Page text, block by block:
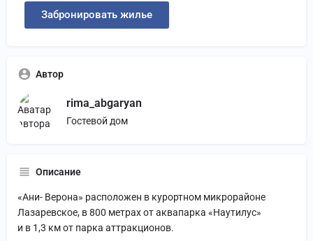
Забронировать жилье
Автор
rima_abgaryan
Гостевой дом
Описание
«Ани- Верона» расположен в курортном микрорайоне
Лазаревское, в 800 метрах от аквапарка «Наутилус»
и в 1,3 км от парка аттракционов.